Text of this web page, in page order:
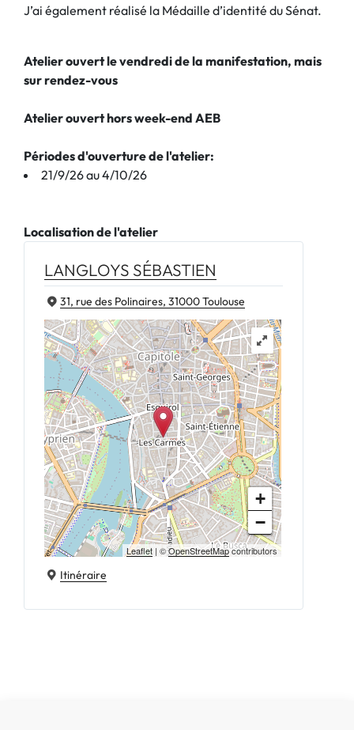
J’ai également réalisé la Médaille d’identité du Sénat.
Atelier ouvert le vendredi de la manifestation, mais
sur rendez-vous
Atelier ouvert hors week-end AEB
Périodes d'ouverture de l'atelier:
21/9/26 au 4/10/26
Localisation de l'atelier
LANGLOYS SÉBASTIEN
31, rue des Polinaires, 31000 Toulouse
+
−
Leaflet | ©OpenStreetMapcontributors
Itinéraire